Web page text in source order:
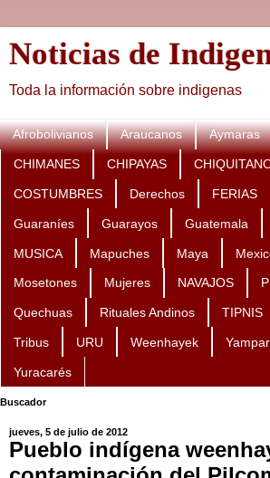
Noticias de
Toda la información sobre indigenas
Afrobolivianos Araucanos Aymaras
CHIMANES CHIPAYAS
COSTUMBRES Derechos FERIAS
Guaraníes Guarayos Guatemala
MUSICA Mapuches Maya
Mosetones Mujeres NAVAJOS
Quechuas Rituales Andinos TIPNIS
Tribus URU Weenhayek
Yuracarés
Buscador
jueves, 5 de julio de 2012
Pueblo indígena